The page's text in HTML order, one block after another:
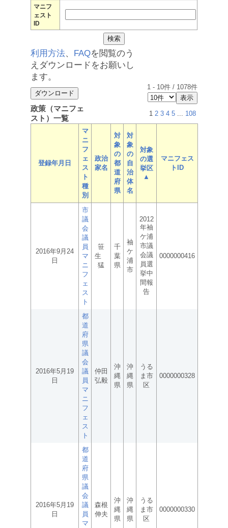
マニフ
ェスト
ID
利用方法、 FAQを閲覧のう
えダウンロードをお願いし
ます。
1 - 10件 / 1078件
政策（マニフェ
スト）一覧
1 2 3 4 5 ... 108
登録年月日
マ
ニ
フ
ェ
ス
ト
種
別
政治
家名
対
象
の
都
道
府
県
対
象
の
自
治
体
名
対象
の選
挙区
▲
マニフェス
トID
2016年9月24
日
市
議
会
議
員
マ
ニ
フ
ェ
ス
ト
笹
生
猛
千
葉
県
袖
ケ
浦
市
2012
年袖
ケ浦
市議
会議
員選
挙中
間報
告
0000000416
2016年5月19
日
都
道
府
県
議
会
議
員
マ
ニ
フ
ェ
ス
ト
仲田
弘毅
沖
縄
県
沖
縄
県
うる
ま市
区
0000000328
2016年5月19
日
都
道
府
県
議
会
議
員
マ
森根
伸夫
沖
縄
県
沖
縄
県
うる
ま市
区
0000000330